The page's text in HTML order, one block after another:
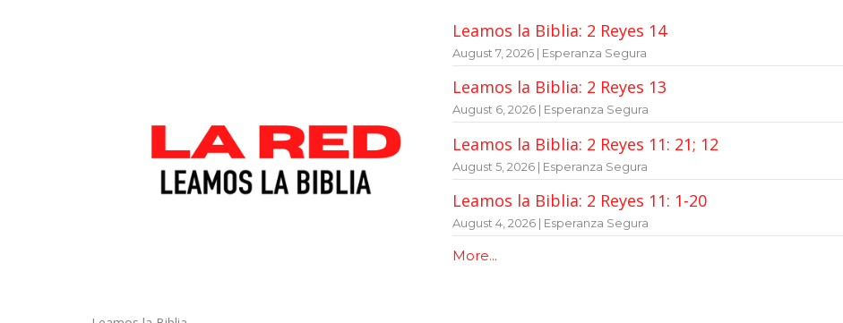
Leamos la Biblia: 2 Reyes 14
August 7, 2026 | Esperanza Segura
Leamos la Biblia: 2 Reyes 13
August 6, 2026 | Esperanza Segura
Leamos la Biblia: 2 Reyes 11: 21; 12
August 5, 2026 | Esperanza Segura
Leamos la Biblia: 2 Reyes 11: 1-20
August 4, 2026 | Esperanza Segura
More...